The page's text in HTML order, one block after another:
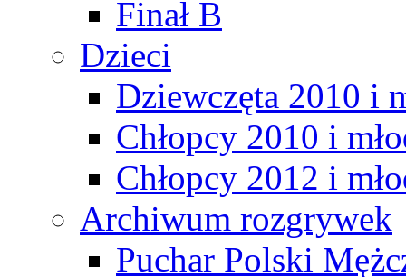
Finał B
Dzieci
Dziewczęta 2010 i
Chłopcy 2010 i
Chłopcy 2012 i
Archiwum rozgrywek
Puchar Polski